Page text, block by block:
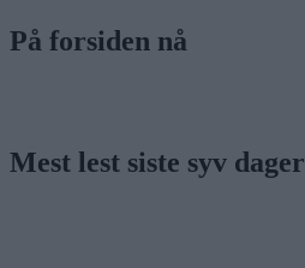
På forsiden nå
Mest lest siste syv dager